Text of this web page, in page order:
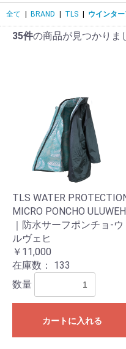
全て BRAND TLS ウインタ
35件の商品が見つかりま
TLS WATER
MICRO PONCHO
｜防水サーフポンチョ-ウ
ルヴェヒ
￥11,000
在庫数： 133
数量
カートに入れる